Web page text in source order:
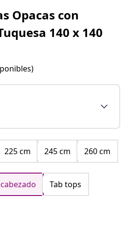
Opacas con
140 x 140
225 cm 245 cm
260 cm
Tab tops